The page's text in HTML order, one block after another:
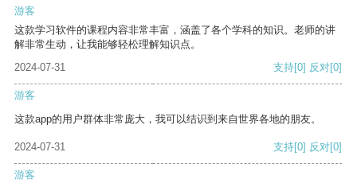
游客
这款学习软件的课程内容非常丰富，涵盖了各个学科的知识。老师的讲
解非常生动，让我能够轻松理解知识点。
2024-07-31
支持[0] 反对[0]
游客
这款app的用户群体非常庞大，我可以结识到来自世界各地的朋友。
2024-07-31 支持[0] 反对[0]
游客